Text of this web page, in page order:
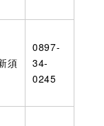
須
0897-
34-
0245